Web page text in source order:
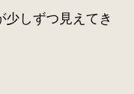
しずつ見えてき